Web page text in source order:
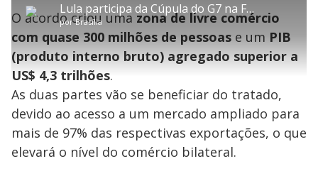
P
l
a
y
Lula participa da Cúpula do G7 na França
porBrasília
t
a
r
1
0
e
g
n
d
s
n
ç
a
r
1
e
o
s
M
.
0
%
i
t
l
s
l
s
c
e
n
a
O acordo criou umazona de livre comércio
com quase 300 milhões de pessoas e um PIB
(produto interno bruto) agregado superior a
US$ 4,3 trilhões.
As duas partes vão se beneficiar do tratado,
devido ao acesso a um mercado ampliado para
mais de 97% das respectivas exportações, o que
elevará o nível do comércio bilateral.